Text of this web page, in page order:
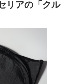
リアの「クル